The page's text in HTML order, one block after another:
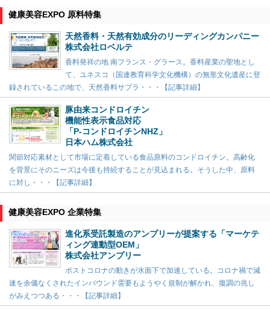
健康美容EXPO 原料特集
天然香料・天然有効成分のリーディングカンパニー
株式会社ロベルテ
香料発祥の地 南フランス・グラース。香料産業の聖地とし
て、ユネスコ（国連教育科学文化機構）の無形文化遺産に登
録されているこの地で、天然香料サプラ・・・【記事詳細】
豚由来コンドロイチン
機能性表示食品対応
「P-コンドロイチンNHZ」
日本ハム株式会社
関節対応素材として市場に定着している食品原料のコンドロイチン。高齢化
を背景にそのニーズは今後も持続することが見込まれる。そうした中、原料
に対し・・・【記事詳細】
健康美容EXPO 企業特集
進化系受託製造のアンプリーが提案する「マーケテ
ィング連動型OEM」
株式会社アンプリー
ポストコロナの動きが水面下で加速している。コロナ禍で減
速を余儀なくされたインバウンド需要もようやく規制が解かれ、復調の兆し
がみえつつある・・・【記事詳細】